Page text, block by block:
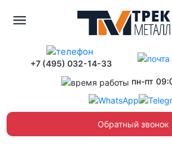
+7 (495) 032-14-33
пн-пт
Обратный звонок